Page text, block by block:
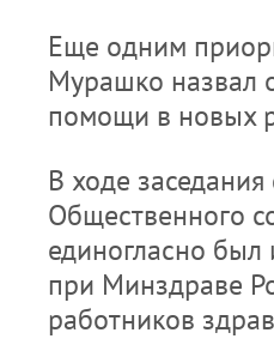
Еще одним
Мурашко назвал
помощи в новых
В ходе
Общественного
единогласно
при Минздраве
работников